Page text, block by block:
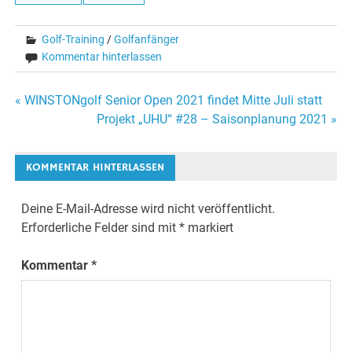
Golf-Training /Golfanfänger
Kommentar hinterlassen
Beitragsnavigation
« WINSTONgolf Senior Open 2021 findet Mitte Juli statt
Projekt „UHU“ #28 – Saisonplanung 2021 »
KOMMENTAR HINTERLASSEN
Deine E-Mail-Adresse wird nicht veröffentlicht.
Erforderliche Felder sind mit* markiert
Kommentar*